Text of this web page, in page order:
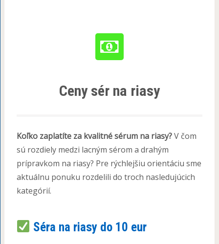
Ceny sér na riasy
Koľko zaplatíte za kvalitné sérum na riasy?V čom
sú rozdiely medzi lacným sérom a drahým
prípravkom na riasy? Pre rýchlejšiu orientáciu sme
aktuálnu ponuku rozdelili do troch nasledujúcich
kategórií.
Séra na riasy do 10 eur